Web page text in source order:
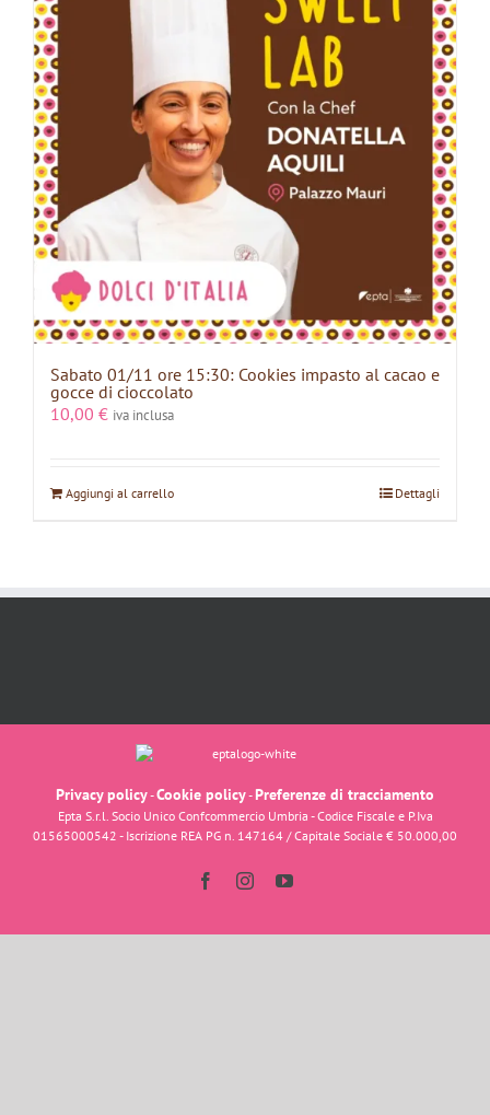
Sabato 01/11 ore 15:30: Cookies impasto al cacao e
gocce di cioccolato
10,00 € iva inclusa
Aggiungi al carrello Dettagli
Privacy policy-Cookie policy-Preferenze di tracciamento
Epta S.r.l. Socio Unico Confcommercio Umbria - Codice Fiscale e P.Iva
01565000542 - Iscrizione REA PG n. 147164 / Capitale Sociale € 50.000,00
FacebookInstagramYouTube